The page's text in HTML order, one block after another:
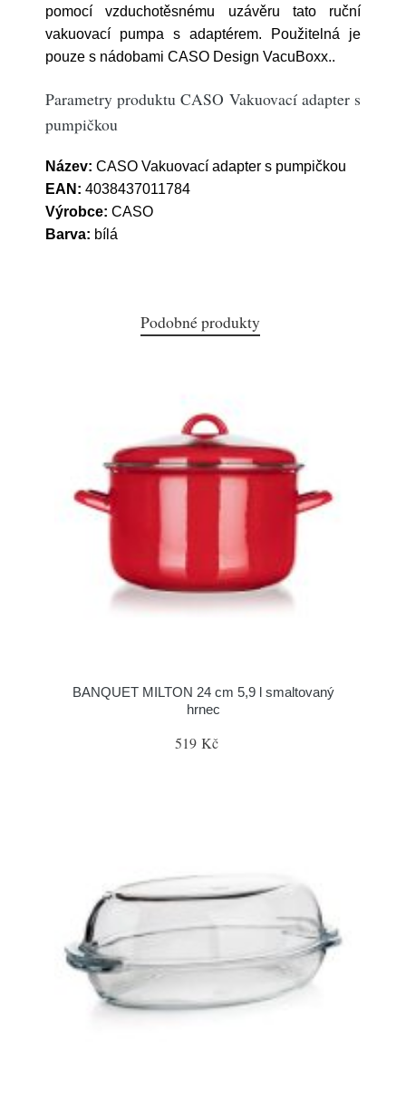
pomocí vzduchotěsnému uzávěru tato ruční
vakuovací pumpa s adaptérem. Použitelná je
pouze s nádobami CASO Design VacuBoxx..
Parametry produktu CASO Vakuovací adapter s
pumpičkou
Název: CASO Vakuovací adapter s pumpičkou
EAN: 4038437011784
Výrobce: CASO
Barva: bílá
Podobné produkty
BANQUET MILTON 24 cm 5,9 l smaltovaný
hrnec
519 Kč